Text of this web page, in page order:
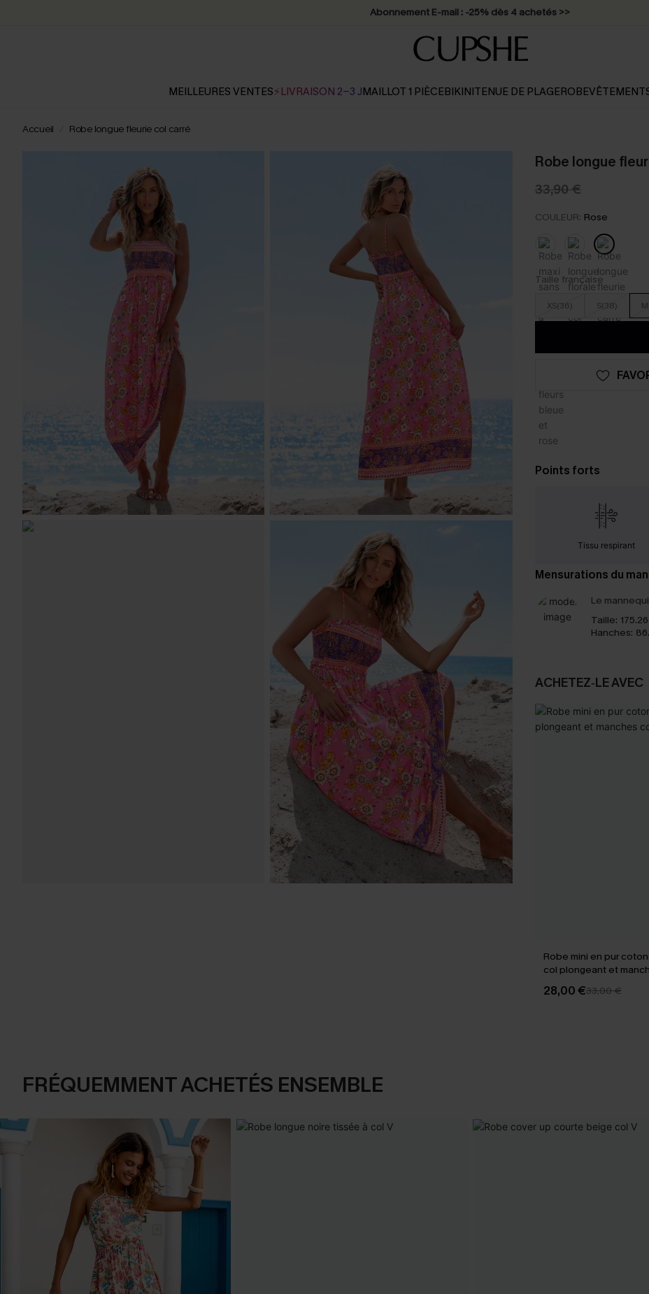
Abonnement E-mail : -25% dès 4 achetés >>
MEILLEURES VENTES⚡LIVRAISON 2-3 JMAILLOT 1 PIÈCEBIKINITENUE DE PLAGEROBE
Accueil Robe longue fleurie col carré
Robe longue
33,90 €
COULEUR: Rose
Taille française
XS(36) S(38)
Points forts
Tissu respirant
Mensurations du
Le
Taille:
Hanches:
ACHETEZ‑LE AVEC
Robe mini en pur
col plongeant et
courtes
28,00 €33,00 €
FRÉQUEMMENT ACHETÉS ENSEMBLE